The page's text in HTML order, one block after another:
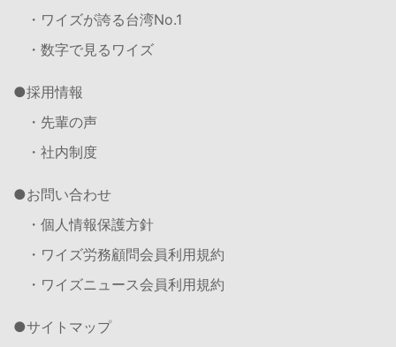
・ワイズが誇る台湾No.1
・数字で見るワイズ
採用情報
・先輩の声
・社内制度
お問い合わせ
・個人情報保護方針
・ワイズ労務顧問会員利用規約
・ワイズニュース会員利用規約
サイトマップ